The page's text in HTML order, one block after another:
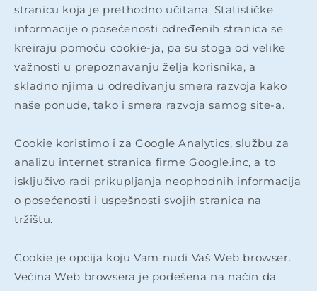
stranicu koja je prethodno učitana. Statističke
informacije o posećenosti određenih stranica se
kreiraju pomoću cookie-ja, pa su stoga od velike
važnosti u prepoznavanju želja korisnika, a
skladno njima u određivanju smera razvoja kako
naše ponude, tako i smera razvoja samog site-a.
​Cookie koristimo i za Google Analytics, službu za
analizu internet stranica firme Google.inc, a to
isključivo radi prikupljanja neophodnih informacija
o posećenosti i uspešnosti svojih stranica na
tržištu.
​Cookie je opcija koju Vam nudi Vaš Web browser.
Većina Web browsera je podešena na način da